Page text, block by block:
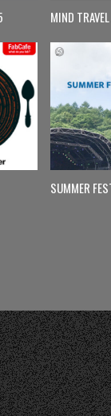
MIND TRAVEL
SUMMER